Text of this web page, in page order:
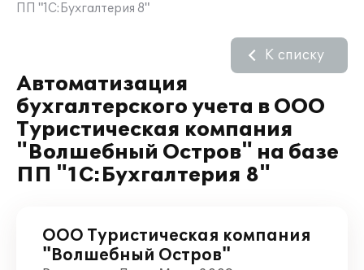
ПП "1С:Бухгалтерия 8"
Автоматизация
бухгалтерского учета в ООО
Туристическая компания
"Волшебный Остров" на базе
ПП "1С:Бухгалтерия 8"
К списку
ООО Туристическая компания
"Волшебный Остров"